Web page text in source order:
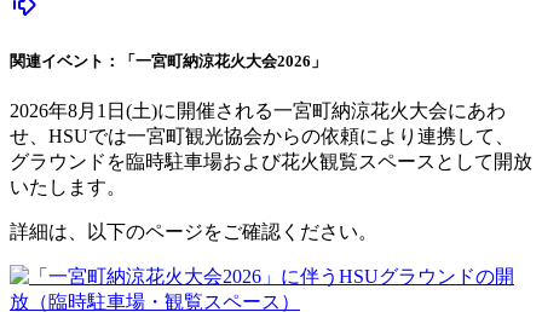
関連イベント：「一宮町納涼花火大会2026」
2026年8月1日(土)に開催される一宮町納涼花火大会にあわ
せ、HSUでは一宮町観光協会からの依頼により連携して、
グラウンドを臨時駐車場および花火観覧スペースとして開放
いたします。
詳細は、以下のページをご確認ください。